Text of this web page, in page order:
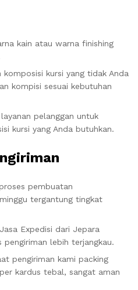
kain atau warna finishing
kursi yang tidak Anda
kompisi sesuai kebutuhan
pelanggan untuk
kursi yang Anda butuhkan.
pembuatan
tergantung tingkat
Expedisi dari Jepara
pengiriman lebih terjangkau.
pengiriman kami packing
kardus tebal, sangat aman